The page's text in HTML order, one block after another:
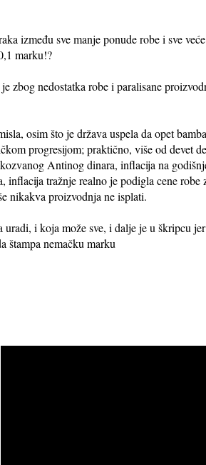
između sve manje ponude robe i sve
marku!?
zbog nedostatka robe i paralisane
osim što je država uspela da opet
progresijom; praktično, više od devet
Antinog dinara, inflacija na
tražnje realno je podigla cene robe
nikakva proizvodnja ne isplati.
uradi, i koja može sve, i dalje je u škripcu
štampa nemačku marku